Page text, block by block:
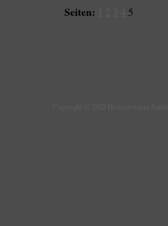
Seiten: 5